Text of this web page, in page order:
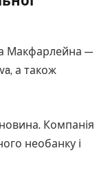
Макфарлейна —
а також
Компанія
необанку і